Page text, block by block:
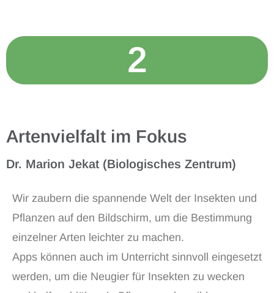
2
Artenvielfalt im Fokus
Dr. Marion Jekat (Biologisches Zentrum)
Wir zaubern die spannende Welt der Insekten und
Pflanzen auf den Bildschirm, um die Bestimmung
einzelner Arten leichter zu machen.
Apps können auch im Unterricht sinnvoll eingesetzt
werden, um die Neugier für Insekten zu wecken